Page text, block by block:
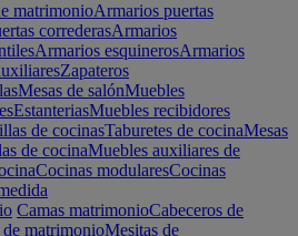
matrimonioArmarios puertas
correderasArmarios
Armarios esquinerosArmarios
Zapateros
Mesas de salónMuebles
EstanteriasMuebles recibidores
de cocinasTaburetes de cocinaMesas
de cocinaMuebles auxiliares de
Cocinas modularesCocinas
Camas matrimonioCabeceros de
matrimonioMesitas de